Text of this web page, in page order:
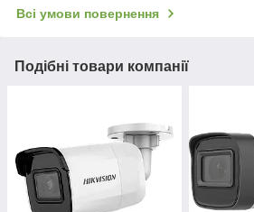
Всі умови повернення
Подібні товари компанії